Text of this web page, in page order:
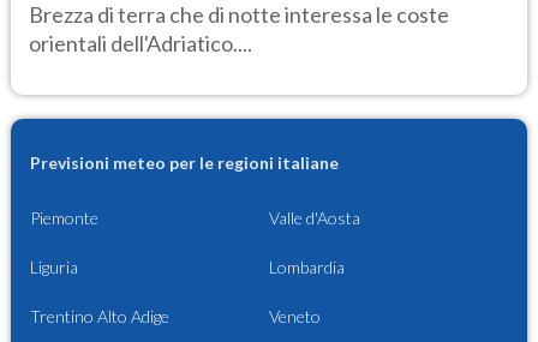
Brezza di terra che di notte interessa le coste
orientali dell'Adriatico....
Previsioni meteo per le regioni italiane
Piemonte Valle d'Aosta
Liguria Lombardia
Trentino Alto Adige Veneto